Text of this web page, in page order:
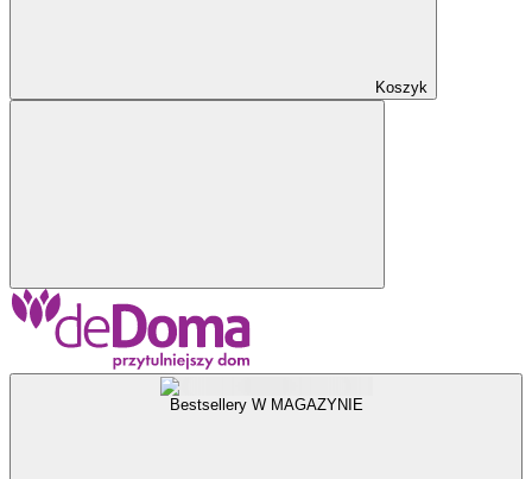
Koszyk
Bestsellery W MAGAZYNIE